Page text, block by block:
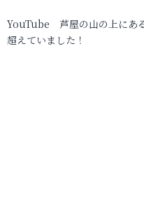
YouTube 芦屋の山の上にあ
超えていました！